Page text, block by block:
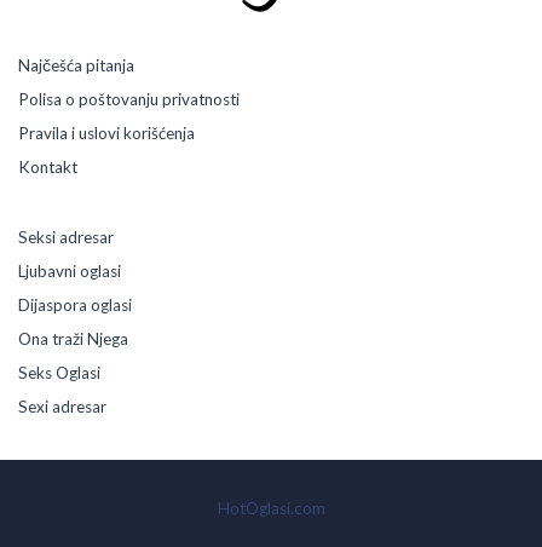
Najčešća pitanja
Polisa o poštovanju privatnosti
Pravila i uslovi korišćenja
Kontakt
Seksi adresar
Ljubavni oglasi
Dijaspora oglasi
Ona traži Njega
Seks Oglasi
Sexi adresar
HotOglasi.com